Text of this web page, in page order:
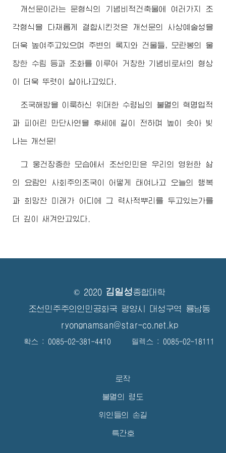
개선문이라는 문형식의 기념비적건축물에 여러가지 조
각형식을 다채롭게 결합시킨것은 개선문의 사상예술성을
더욱 높여주고있으며 주변의 록지와 건물들, 모란봉의 울
창한 수림 등과 조화를 이루어 거창한 기념비로서의 형상
이 더욱 뚜렷이 살아나고있다.
조국해방을 이룩하신 위대한 수령님의 불멸의 혁명업적
과 피어린 만단사연을 후세에 길이 전하며 높이 솟아 빛
나는 개선문!
그 웅건장중한 모습에서 조선인민은 우리의 영원한 삶
의 요람인 사회주의조국이 어떻게 태여나고 오늘의 행복
과 희망찬 미래가 어디에 그 력사적뿌리를 두고있는가를
더 깊이 새겨안고있다.
© 2020 김일성종합대학
조선민주주의인민공화국 평양시 대성구역 룡남동
ryongnamsan@star-co.net.kp
확스 : 0085-02-381-4410 텔렉스 : 0085-02-18111
로작
불멸의 령도
위인들의 손길
특간호